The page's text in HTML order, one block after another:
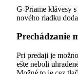
G-Priame klávesy
nového riadku
Prechádzanie
Pri predaji je
ešte neboli